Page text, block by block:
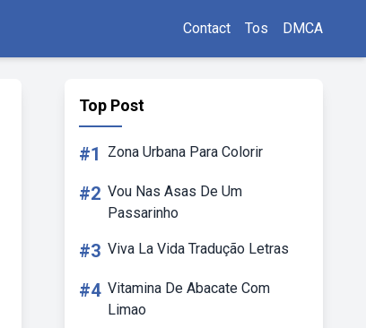
Contact Tos DMCA
Top Post
#1 Zona Urbana Para Colorir
#2 Vou Nas Asas De Um
Passarinho
#3 Viva La Vida Tradução Letras
#4 Vitamina De Abacate Com
Limao